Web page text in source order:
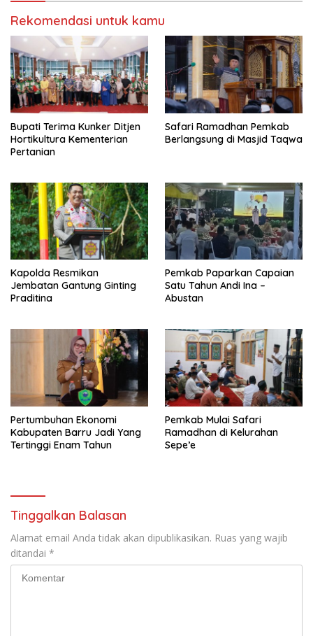
Rekomendasi untuk kamu
Bupati Terima Kunker Ditjen
Hortikultura Kementerian
Pertanian
Safari Ramadhan Pemkab
Berlangsung di Masjid Taqwa
Kapolda Resmikan
Jembatan Gantung Ginting
Praditina
Pemkab Paparkan Capaian
Satu Tahun Andi Ina –
Abustan
Pertumbuhan Ekonomi
Kabupaten Barru Jadi Yang
Tertinggi Enam Tahun
Pemkab Mulai Safari
Ramadhan di Kelurahan
Sepe’e
Tinggalkan Balasan
Alamat email Anda tidak akan dipublikasikan. Ruas yang wajib
ditandai *